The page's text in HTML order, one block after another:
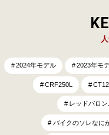
2024年モデル 2023年モ
CRF250L
レッドバロ
バイクのソレなに